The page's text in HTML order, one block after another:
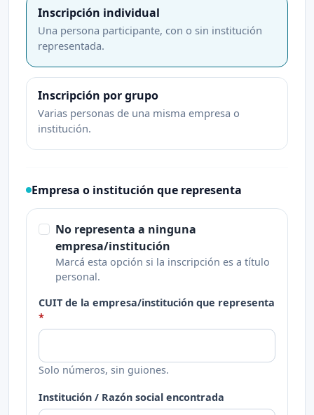
Inscripción individual
Una persona participante, con o sin institución
representada.
Inscripción por grupo
Varias personas de una misma empresa o
institución.
Empresa o institución que representa
No representa a ninguna
empresa/institución
Marcá esta opción si la inscripción es a título
personal.
CUIT de la empresa/institución que representa
Solo números, sin guiones.
Institución / Razón social encontrada